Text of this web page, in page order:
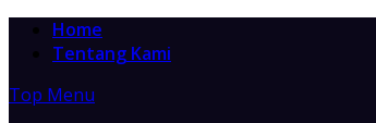
Home
Tentang Kami
Top Menu